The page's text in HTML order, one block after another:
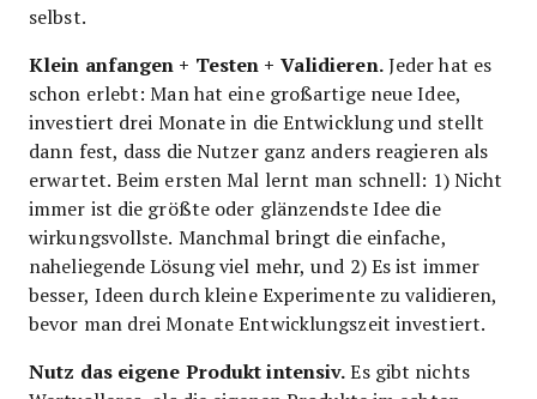
selbst.
Klein anfangen + Testen + Validieren.Jeder hat es
schon erlebt: Man hat eine großartige neue Idee,
investiert drei Monate in die Entwicklung und stellt
dann fest, dass die Nutzer ganz anders reagieren als
erwartet. Beim ersten Mal lernt man schnell: 1) Nicht
immer ist die größte oder glänzendste Idee die
wirkungsvollste. Manchmal bringt die einfache,
naheliegende Lösung viel mehr, und 2) Es ist immer
besser, Ideen durch kleine Experimente zu validieren,
bevor man drei Monate Entwicklungszeit investiert.
Nutz das eigene Produkt intensiv.Es gibt nichts